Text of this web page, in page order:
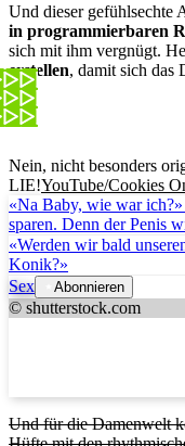
Und dieser gefühlsechte
in programmierbaren
sich mit ihm vergnügt.
erstellen, damit sich das
Nein, nicht besonders
LIE!YouTube/Cookies
«Na Baby, wie war
sparen. Denn der Penis
«Werden wir bald
Konik?»
Sex
Abonnieren
© shutterstock.com
Und für die Damenwelt